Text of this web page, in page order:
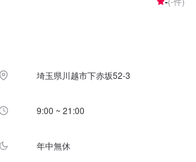
的な車のメンテナンスも承っておりますのでお
さい！
埼玉県川越市下赤坂52‐3
9:00 ~ 21:00
年中無休